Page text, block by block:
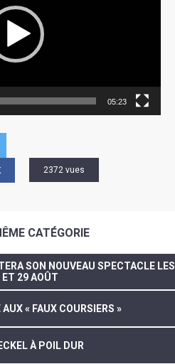
05:23
2372 vues
CATÉGORIE
SON NOUVEAU SPECTACLE LES
29 AOÛT
« FAUX COURSIERS »
À POIL DUR